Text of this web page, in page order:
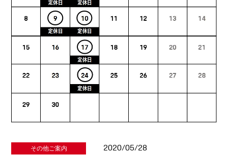
その他ご案内 2020/05/28